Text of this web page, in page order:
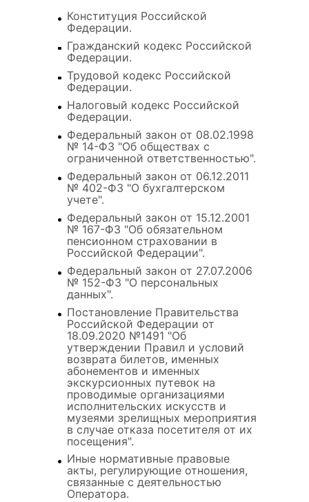
Конституция Российской
Федерации.
Гражданский кодекс Российской
Федерации.
Трудовой кодекс Российской
Федерации.
Налоговый кодекс Российской
Федерации.
Федеральный закон от 08.02.1998
№ 14-ФЗ "Об обществах с
ограниченной ответственностью".
Федеральный закон от 06.12.2011
№ 402-ФЗ "О бухгалтерском
учете".
Федеральный закон от 15.12.2001
№ 167-ФЗ "Об обязательном
пенсионном страховании в
Российской Федерации".
Федеральный закон от 27.07.2006
№ 152-ФЗ "О персональных
данных".
Постановление Правительства
Российской Федерации от
18.09.2020 №1491 "Об
утверждении Правил и условий
возврата билетов, именных
абонементов и именных
экскурсионных путевок на
проводимые организациями
исполнительских искусств и
музеями зрелищных мероприятия
в случае отказа посетителя от их
посещения".
Иные нормативные правовые
акты, регулирующие отношения,
связанные с деятельностью
Оператора.